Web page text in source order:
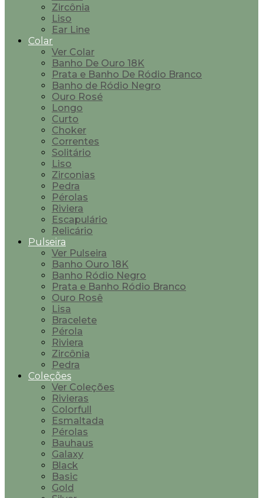
Zircônia
Liso
Ear Line
Colar
Ver Colar
Banho De Ouro 18K
Prata e Banho De Ródio Branco
Banho de Ródio Negro
Ouro Rosé
Longo
Curto
Choker
Correntes
Solitário
Liso
Zirconias
Pedra
Pérolas
Riviera
Escapulário
Relicário
Pulseira
Ver Pulseira
Banho Ouro 18K
Banho Ródio Negro
Prata e Banho Ródio Branco
Ouro Rosê
Lisa
Bracelete
Pérola
Riviera
Zircônia
Pedra
Coleções
Ver Coleções
Rivieras
Colorfull
Esmaltada
Pérolas
Bauhaus
Galaxy
Black
Basic
Gold